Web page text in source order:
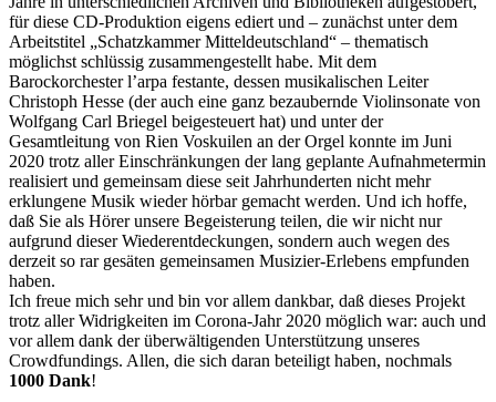
für diese CD-Produktion eigens ediert und – zunächst unter dem
Arbeitstitel „Schatzkammer Mitteldeutschland“ – thematisch
möglichst schlüssig zusammengestellt habe. Mit dem
Barockorchester l’arpa festante, dessen musikalischen Leiter
Christoph Hesse (der auch eine ganz bezaubernde Violinsonate von
Wolfgang Carl Briegel beigesteuert hat) und unter der
Gesamtleitung von Rien Voskuilen an der Orgel konnte im Juni
2020 trotz aller Einschränkungen der lang geplante Aufnahmetermin
realisiert und gemeinsam diese seit Jahrhunderten nicht mehr
erklungene Musik wieder hörbar gemacht werden. Und ich hoffe,
daß Sie als Hörer unsere Begeisterung teilen, die wir nicht nur
aufgrund dieser Wiederentdeckungen, sondern auch wegen des
derzeit so rar gesäten gemeinsamen Musizier-Erlebens empfunden
haben.
Ich freue mich sehr und bin vor allem dankbar, daß dieses Projekt
trotz aller Widrigkeiten im Corona-Jahr 2020 möglich war: auch und
vor allem dank der überwältigenden Unterstützung unseres
Crowdfundings. Allen, die sich daran beteiligt haben, nochmals
1000 Dank!